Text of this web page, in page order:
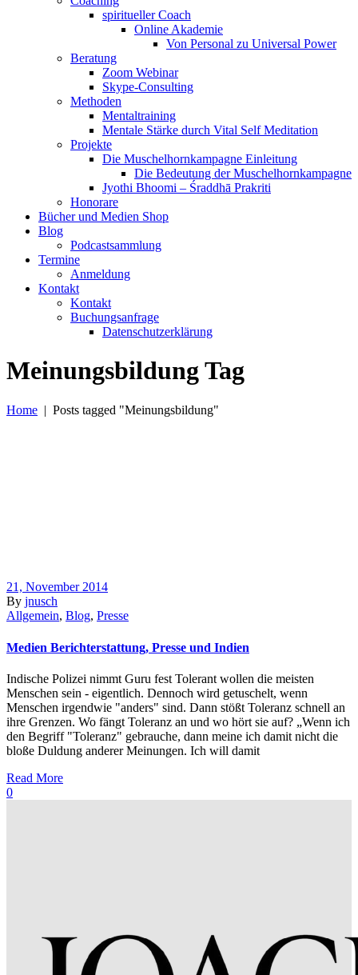
spiritueller Coach
Online Akademie
Von Personal zu Universal Power
Beratung
Zoom Webinar
Skype-Consulting
Methoden
Mentaltraining
Mentale Stärke durch Vital Self Meditation
Projekte
Die Muschelhornkampagne Einleitung
Die Bedeutung der Muschelhornkampagne
Jyothi Bhoomi – Śraddhā Prakriti
Honorare
Bücher und Medien Shop
Blog
Podcastsammlung
Termine
Anmeldung
Kontakt
Kontakt
Buchungsanfrage
Datenschutzerklärung
Meinungsbildung Tag
Home | Posts tagged "Meinungsbildung"
21, November 2014
By jnusch
Allgemein, Blog, Presse
Medien Berichterstattung, Presse und Indien
Indische Polizei nimmt Guru fest Tolerant wollen die meisten
Menschen sein - eigentlich. Dennoch wird getuschelt, wenn
Menschen irgendwie "anders" sind. Dann stößt Toleranz schnell an
ihre Grenzen. Wo fängt Toleranz an und wo hört sie auf? „Wenn ich
den Begriff "Toleranz" gebrauche, dann meine ich damit nicht die
bloße Duldung anderer Meinungen. Ich will damit
Read More
0